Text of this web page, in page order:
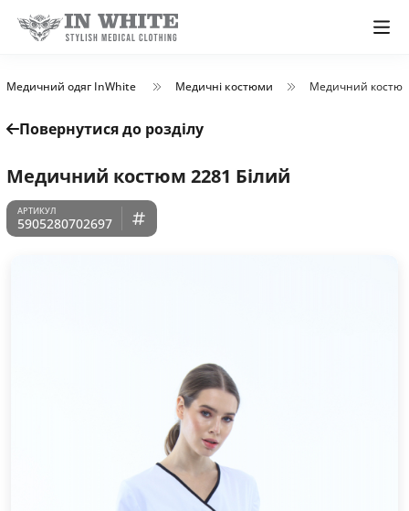
Медичний одяг InWhite Медичні костюми Медичний
Повернутися до розділу
Медичний костюм 2281 Білий
5905280702697